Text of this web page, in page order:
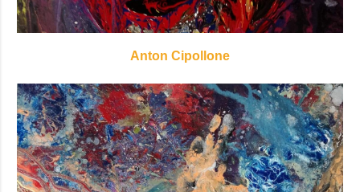
Anton Cipollone